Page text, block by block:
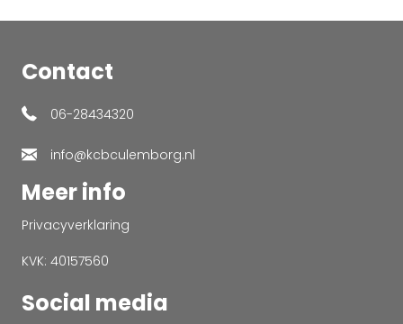
Contact
06-28434320
info@kcbculemborg.nl
Meer info
Privacyverklaring
KVK: 40157560
Social media